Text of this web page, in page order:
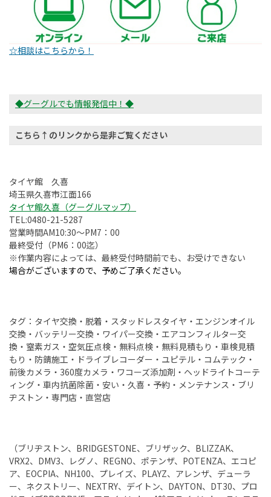
☆相談はこちらから！
◆グーグルでも情報発信中！◆
こちら↑のリンクから是非ご覧ください
タイヤ館 久喜
埼玉県久喜市江面166
タイヤ館久喜（グーグルマップ）
TEL:0480-21-5287
営業時間AM10:30～PM7：00
最終受付（PM6：00迄）
※作業内容によっては、最終受付時間前でも、お受けできない
場合がございますので、予めご了承ください。
タグ：タイヤ交換・脱着・スタッドレスタイヤ・エンジンオイル
交換・バッテリー交換・ワイパー交換・エアコンフィルター交
換・窒素ガス・空気圧点検・無料点検・無料見積もり・車検見積
もり・防錆施工・ドライブレコーダー・ユピテル・コムテック・
前後カメラ・360度カメラ・ワコーズ添加剤・ヘッドライトコーテ
ィング・車内抗菌除菌・安い・久喜・予約・メンテナンス・ブリ
ヂストン・専門店・直営店
（ブリヂストン、BRIDGESTONE、ブリザック、BLIZZAK、
VRX2、DMV3、レグノ、REGNO、ポテンザ、POTENZA、エコピ
ア、EOCPIA、NH100、プレイズ、PLAYZ、アレンザ、デューラ
ー、ネクストリー、NEXTRY、デイトン、DAYTON、DT30、プロ